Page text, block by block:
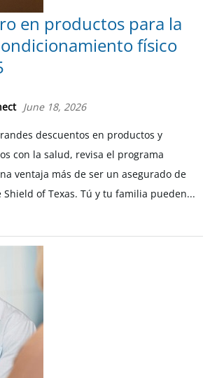
en productos para la
físico
June 18, 2026
descuentos en productos y
con la salud, revisa el programa
ventaja más de ser un asegurado de
Shield of Texas. Tú y tu familia pueden...